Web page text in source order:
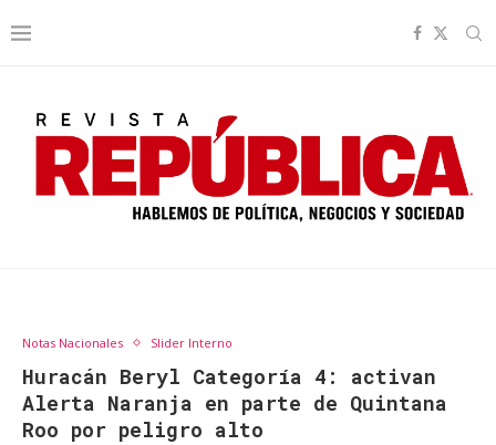
Notas Nacionales Slider Interno
Huracán Beryl Categoría 4: activan
Alerta Naranja en parte de Quintana
Roo por peligro alto